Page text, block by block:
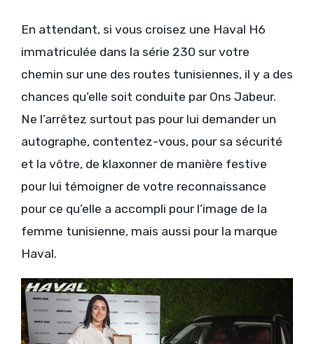
En attendant, si vous croisez une Haval H6
immatriculée dans la série 230 sur votre
chemin sur une des routes tunisiennes, il y a des
chances qu’elle soit conduite par Ons Jabeur.
Ne l’arrêtez surtout pas pour lui demander un
autographe, contentez-vous, pour sa sécurité
et la vôtre, de klaxonner de manière festive
pour lui témoigner de votre reconnaissance
pour ce qu’elle a accompli pour l’image de la
femme tunisienne, mais aussi pour la marque
Haval.